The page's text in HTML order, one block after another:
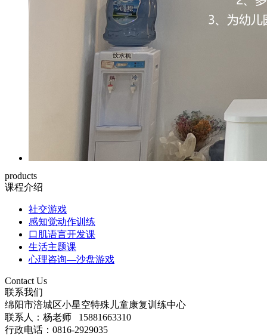
products
课程介绍
社交游戏
感知觉动作训练
口肌语言开发课
生活主题课
心理咨询—沙盘游戏
Contact Us
联系我们
绵阳市涪城区小星空特殊儿童康复训练中心
联系人： 杨老师
15881663310
行政电话 ：0816-2929035